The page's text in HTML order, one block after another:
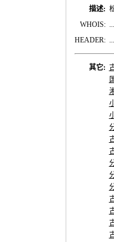
描述:
WHOIS:
HEADER:
其它: